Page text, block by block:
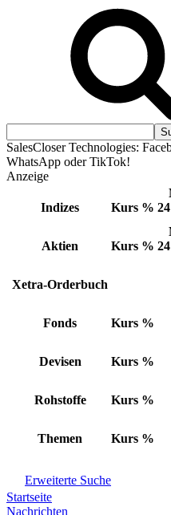
SalesCloser Technologies:
WhatsApp oder TikTok!
Anzeige
Indizes Kurs %
Aktien Kurs %
Xetra-Orderbuch
Fonds Kurs %
Devisen Kurs %
Rohstoffe Kurs %
Themen Kurs %
Erweiterte Suche
Startseite
Nachrichten